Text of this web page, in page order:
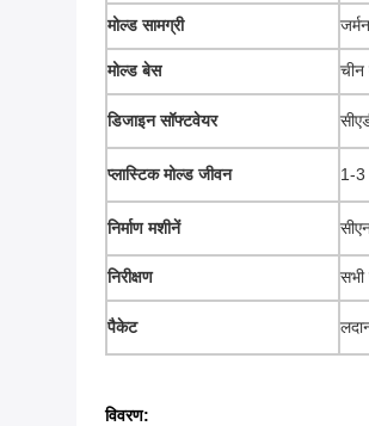
मोल्ड सामग्री
मोल्ड बेस
डिजाइन सॉफ्टवेयर
प्लास्टिक मोल्ड जीवन 1-3
निर्माण मशीनें
निरीक्षण
पैकेट
विवरण: